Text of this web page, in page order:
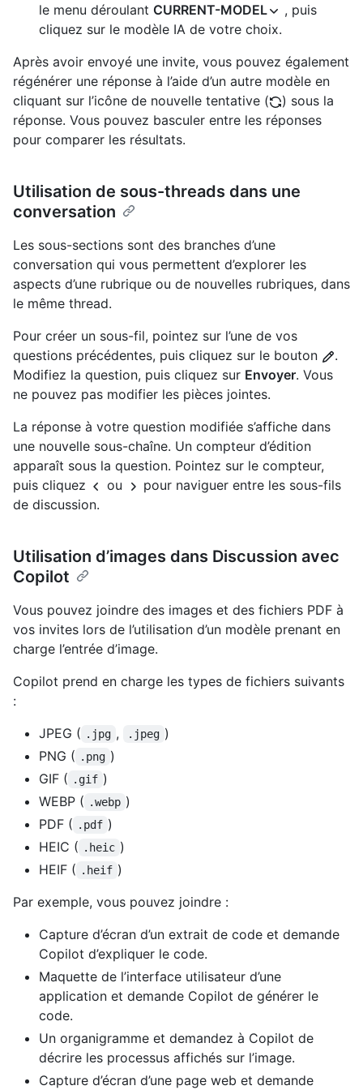
le menu déroulant CURRENT-MODEL
, puis
cliquez sur le modèle IA de votre choix.
Après avoir envoyé une invite, vous pouvez également
régénérer une réponse à l’aide d’un autre modèle en
cliquant sur l’icône de nouvelle tentative (
) sous la
réponse. Vous pouvez basculer entre les réponses
pour comparer les résultats.
Utilisation de sous-threads dans une
conversation
Les sous-sections sont des branches d’une
conversation qui vous permettent d’explorer les
aspects d’une rubrique ou de nouvelles rubriques, dans
le même thread.
Pour créer un sous-fil, pointez sur l’une de vos
questions précédentes, puis cliquez sur le bouton
.
Modifiez la question, puis cliquez sur Envoyer. Vous
ne pouvez pas modifier les pièces jointes.
La réponse à votre question modifiée s’affiche dans
une nouvelle sous-chaîne. Un compteur d’édition
apparaît sous la question. Pointez sur le compteur,
puis cliquez
ou
pour naviguer entre les sous-fils
de discussion.
Utilisation d’images dans Discussion avec
Copilot
Vous pouvez joindre des images et des fichiers PDF à
vos invites lors de l’utilisation d’un modèle prenant en
charge l’entrée d’image.
Copilot prend en charge les types de fichiers suivants
:
JPEG ( .jpg , .jpeg )
PNG ( .png )
GIF ( .gif )
WEBP ( .webp )
PDF ( .pdf )
HEIC ( .heic )
HEIF ( .heif )
Par exemple, vous pouvez joindre :
Capture d’écran d’un extrait de code et demande
Copilot d’expliquer le code.
Maquette de l’interface utilisateur d’une
application et demande Copilot de générer le
code.
Un organigramme et demandez à Copilot de
décrire les processus affichés sur l’image.
Capture d’écran d’une page web et demande